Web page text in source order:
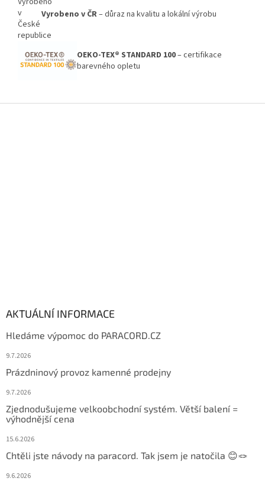
Vyrobeno v ČR– důraz na kvalitu a lokální výrobu
OEKO-TEX® STANDARD 100– certifikace
barevného opletu
AKTUÁLNÍ INFORMACE
Hledáme výpomoc do PARACORD.CZ
9.7.2026
Prázdninový provoz kamenné prodejny
9.7.2026
Zjednodušujeme velkoobchodní systém. Větší balení =
výhodnější cena
15.6.2026
Chtěli jste návody na paracord. Tak jsem je natočila 😊🪢
9.6.2026